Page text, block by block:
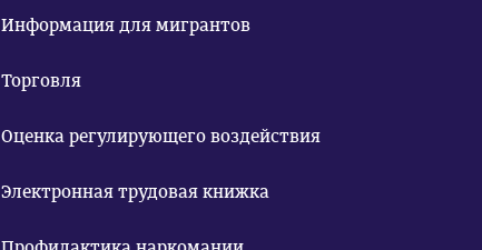
Информация для мигрантов
Торговля
Оценка регулирующего воздействия
Электронная трудовая книжка